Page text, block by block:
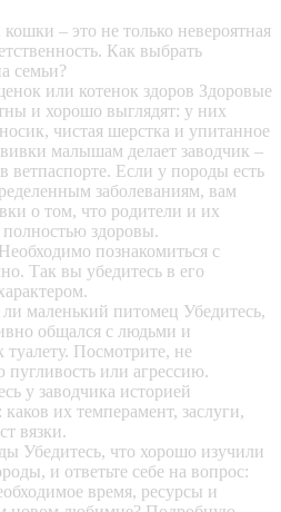
– это не только невероятная
Как выбрать
семьи?
или котенок здоров Здоровые
и хорошо выглядят: у них
чистая шерстка и упитанное
малышам делает заводчик –
ветпаспорте. Если у породы есть
заболеваниям, вам
о том, что родители и их
здоровы.
Необходимо познакомиться с
Так вы убедитесь в его
маленький питомец Убедитесь,
общался с людьми и
Посмотрите, не
или агрессию.
у заводчика историей
их темперамент, заслуги,
вязки.
Убедитесь, что хорошо изучили
и ответьте себе на вопрос:
время, ресурсы и